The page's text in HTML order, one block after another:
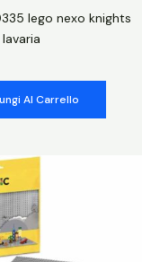
lego nexo knights
Al Carrello